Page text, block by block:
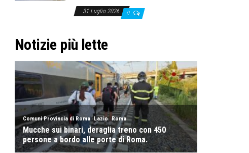
31 Luglio 2026 0
Notizie più lette